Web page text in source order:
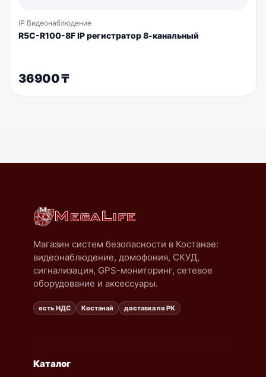
IP Видеонаблюдение
R5C-R100-8F IP регистратор 8-канальный
36900₸
Магазин систем безопасности в Костанае:
видеонаблюдение, домофония, СКУД,
сигнализация, GPS-мониторинг, сетевое
оборудование и аксессуары.
есть НДС Костанай доставка по РК
Каталог